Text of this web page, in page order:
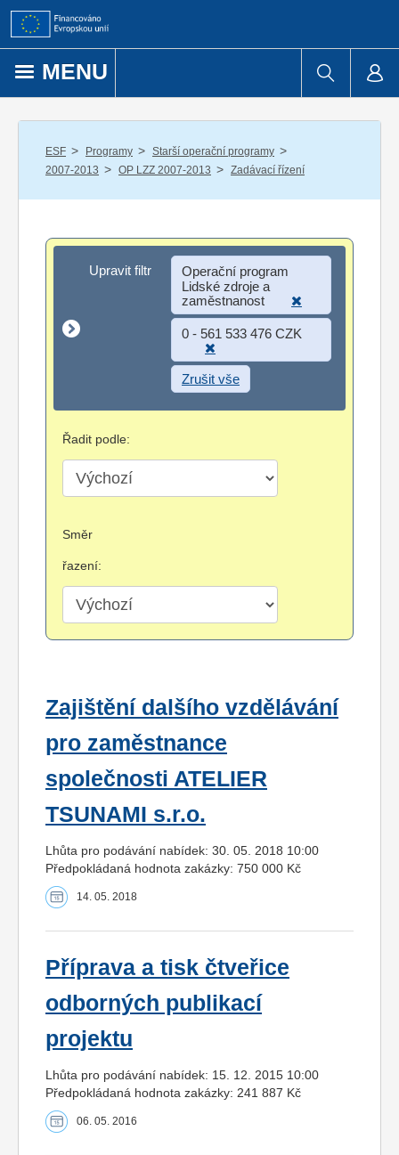
Přejít k obsahu
MENU
ESF / Programy / Starší operační programy /
2007-2013 / OP LZZ 2007-2013 / Zadávací řízení
Upravit filtr
Upravit filtr
Operační program
Lidské zdroje a
zaměstnanost
0 - 561 533 476 CZK
Zrušit vše
Řadit podle:
Směr
řazení:
Zajištění dalšího vzdělávání
pro zaměstnance
společnosti ATELIER
TSUNAMI s.r.o.
Lhůta pro podávání nabídek: 30. 05. 2018 10:00
Předpokládaná hodnota zakázky: 750 000 Kč
14. 05. 2018
Příprava a tisk čtveřice
odborných publikací
projektu
Lhůta pro podávání nabídek: 15. 12. 2015 10:00
Předpokládaná hodnota zakázky: 241 887 Kč
06. 05. 2016